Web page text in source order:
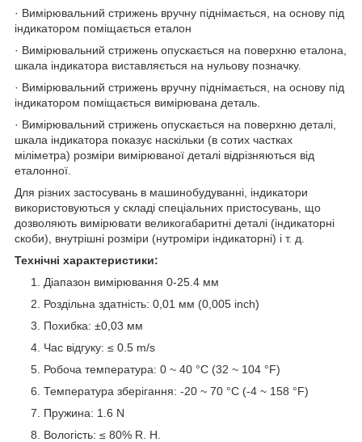
· Вимірювальний стрижень вручну піднімається, на основу під
індикатором поміщається еталон
· Вимірювальний стрижень опускається на поверхню еталона,
шкала індикатора виставляється на нульову позначку.
· Вимірювальний стрижень вручну піднімається, на основу під
індикатором поміщається вимірювана деталь.
· Вимірювальний стрижень опускається на поверхню деталі,
шкала індикатора показує наскільки (в сотих частках
міліметра) розміри вимірюваної деталі відрізняються від
еталонної.
Для різних застосувань в машинобудуванні, індикатори
використовуються у складі спеціальних пристосувань, що
дозволяють вимірювати великогабаритні деталі (індикаторні
скоби), внутрішні розміри (нутроміри індикаторні) і т. д.
Технічні характеристики:
Діапазон вимірювання 0-25.4 мм
Роздільна здатність: 0,01 мм (0,005 inch)
Похибка: ±0,03 мм
Час відгуку: ≤ 0.5 m/s
Робоча температура: 0 ~ 40 °C (32 ~ 104 °F)
Температура зберігання: -20 ~ 70 °C (-4 ~ 158 °F)
Пружина: 1.6 N
Вологість: ≤ 80% R. H.